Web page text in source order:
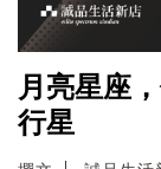
月亮星座
行星